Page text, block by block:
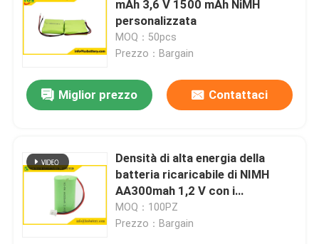
Batteria alcalina 1.5Volt
accessori della batteria
mAh 3,6 V 1500 mAh NiMH
personalizzata
MOQ：50pcs
Prezzo：Bargain
Miglior prezzo Contattaci
Densità di alta energia della
batteria ricaricabile di NIMH
AA300mah 1,2 V con i
cavi/connettore
MOQ：100PZ
Prezzo：Bargain